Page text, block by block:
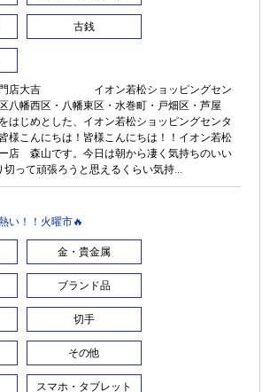
古銭
吉 イオン若松ショッピングセン
八幡西区・八幡東区・水巻町・戸畑区・芦屋
はじめとした、イオン若松ショッピングセンタ
様こんにちは！皆様こんにちは！！イオン若松
店 森山です。今日は朝から凄く気持ちのいい
って頑張ろうと思えるくらい気持...
い！！火曜市🔥
金・貴金属
ブランド品
切手
その他
スマホ・タブレット